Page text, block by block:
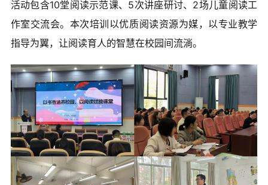
活动包含10堂阅读示范课、5次讲座研讨、2场儿童阅读工
作室交流会。本次培训以优质阅读资源为媒，以专业教学
指导为翼，让阅读育人的智慧在校园间流淌。